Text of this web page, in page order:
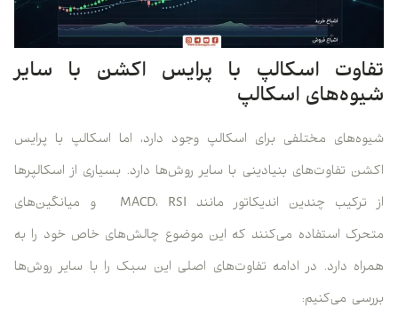
تفاوت اسکالپ با پرایس اکشن با سایر
شیوه‌های اسکالپ
شیوه‌های مختلفی برای اسکالپ وجود دارد، اما اسکالپ با پرایس
اکشن تفاوت‌های بنیادینی با سایر روش‌ها دارد. بسیاری از اسکالپرها
از ترکیب چندین اندیکاتور مانند MACD، RSI و میانگین‌های
متحرک استفاده می‌کنند که این موضوع چالش‌های خاص خود را به
همراه دارد. در ادامه تفاوت‌های اصلی این سبک را با سایر روش‌ها
بررسی می‌کنیم: